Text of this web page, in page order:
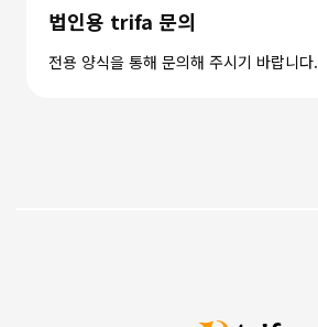
법인용 trifa 문의
전용 양식을 통해 문의해 주시기 바랍니다.